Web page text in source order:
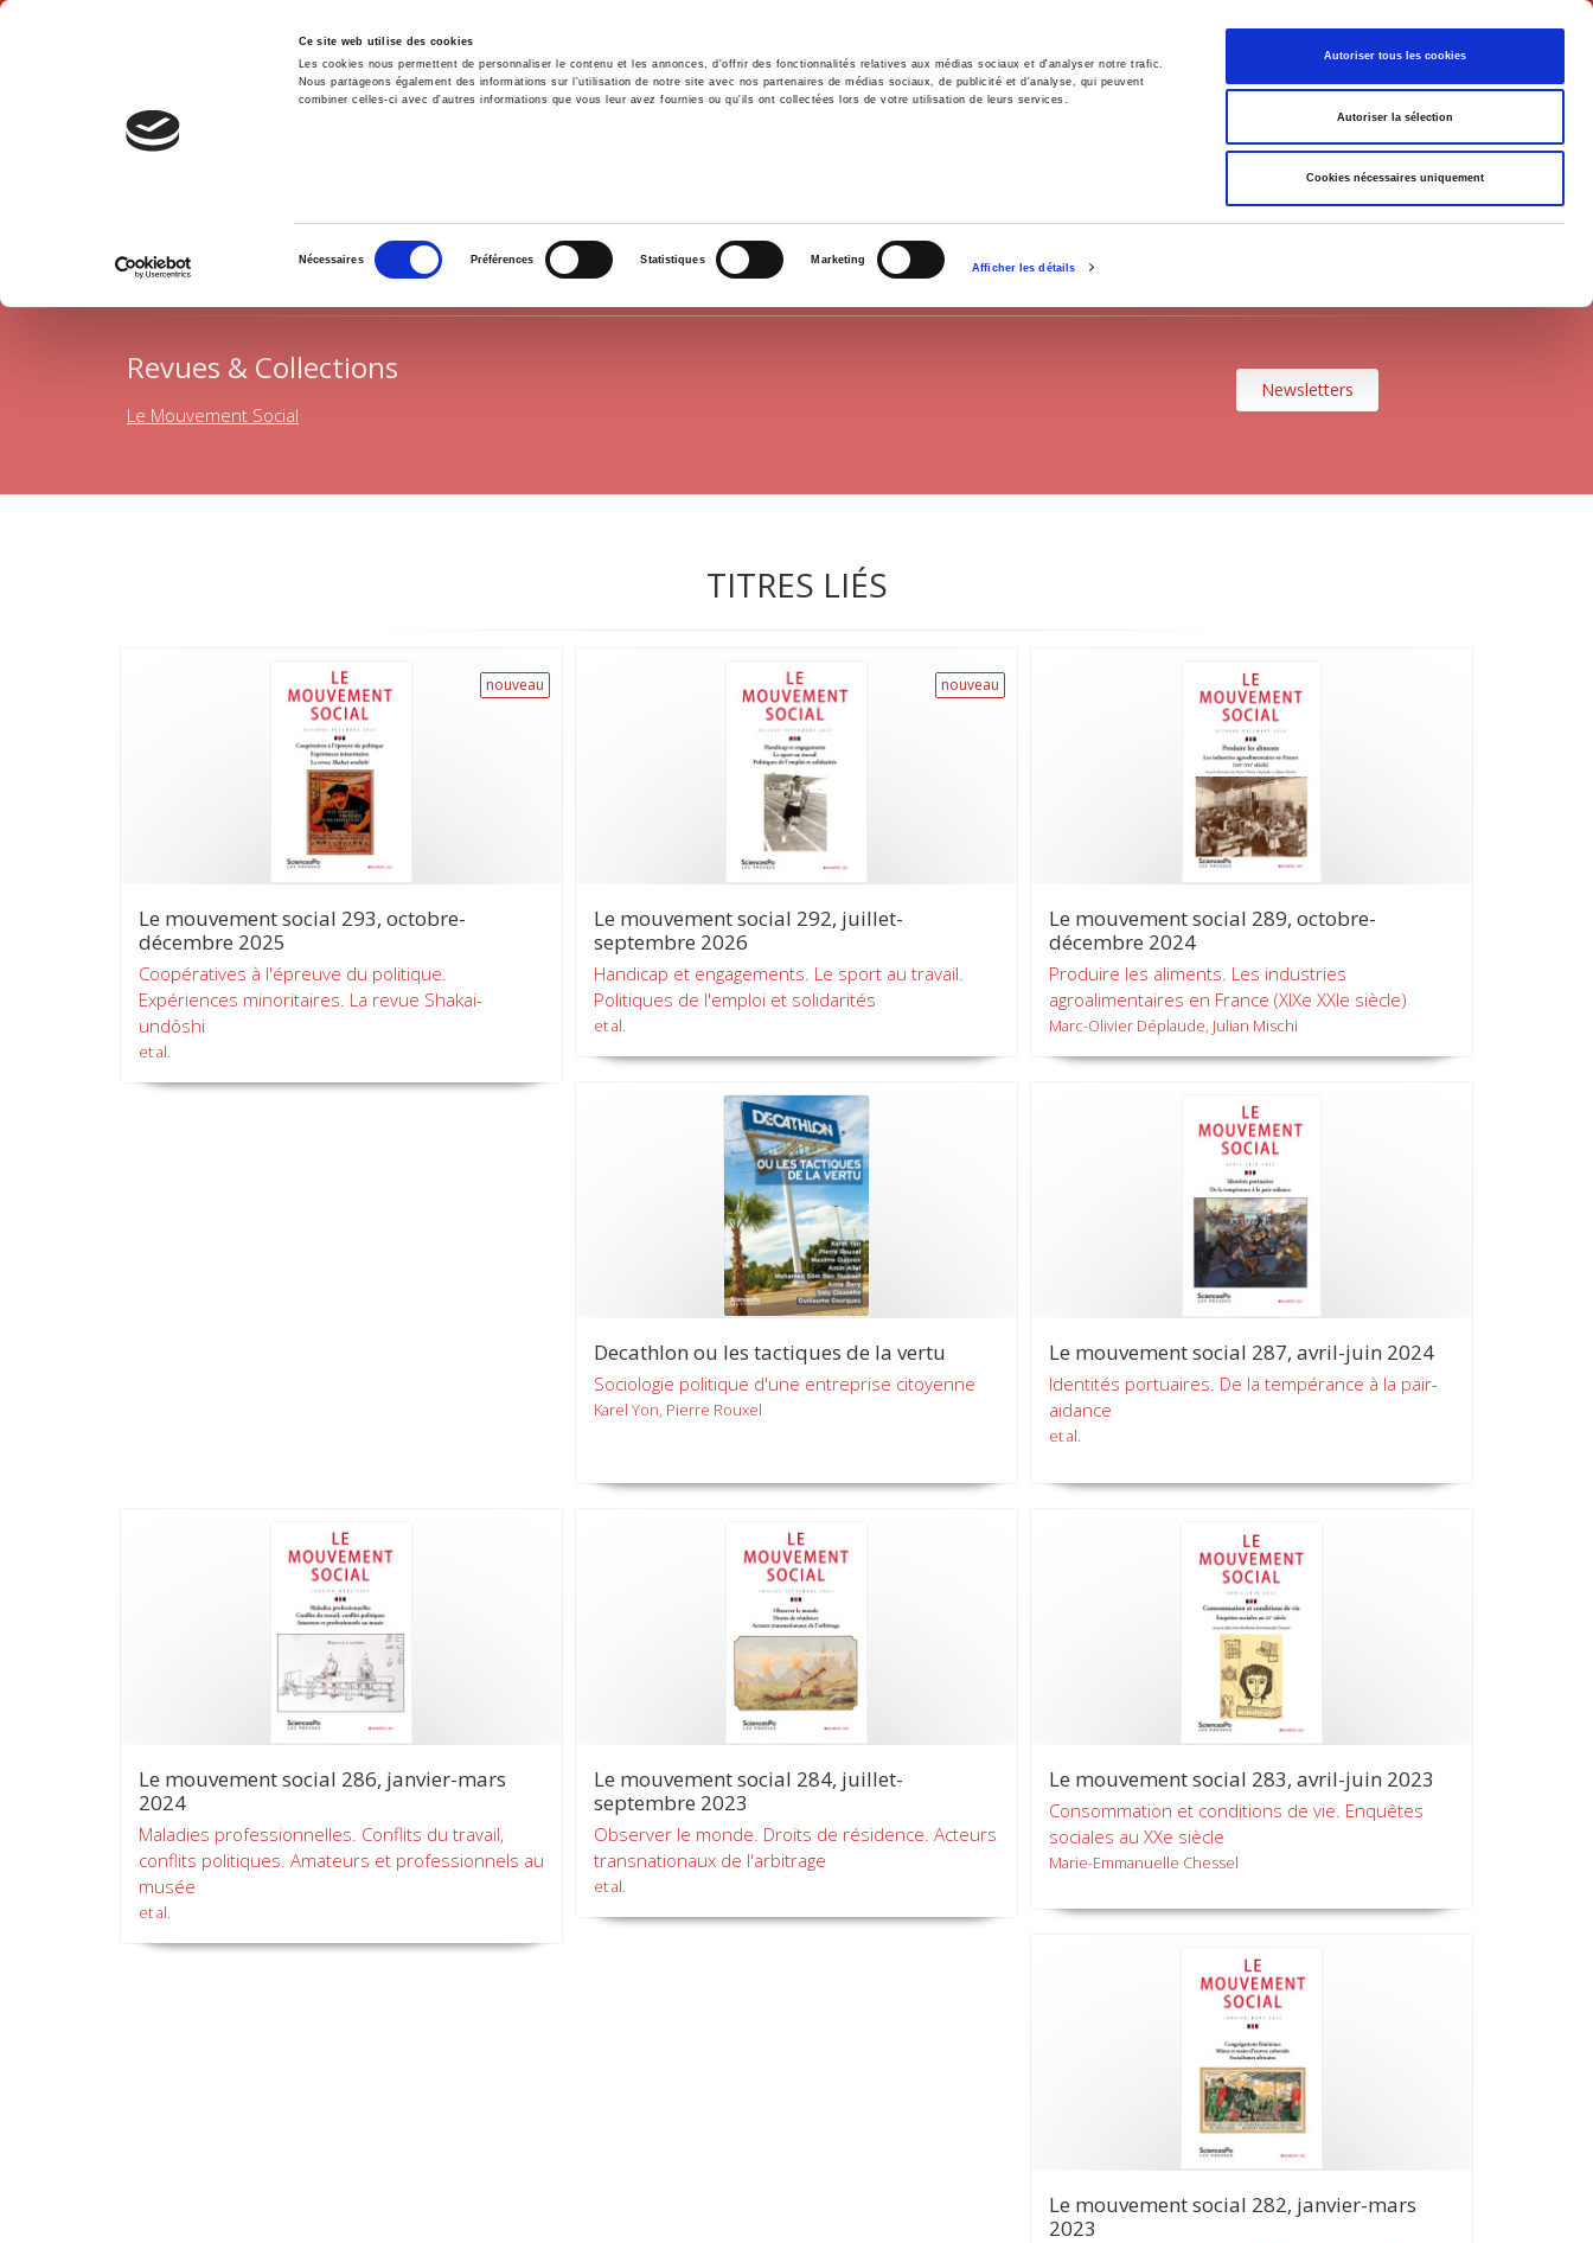
Ce site web utilise des cookies
Les cookies nous permettent de personnaliser le contenu et les annonces, d'offrir des fonctionnalités relatives aux médias sociaux et d'analyser notre trafic.
Nous partageons également des informations sur l'utilisation de notre site avec nos partenaires de médias sociaux, de publicité et d'analyse, qui peuvent
combiner celles-ci avec d'autres informations que vous leur avez fournies ou qu'ils ont collectées lors de votre utilisation de leurs services.
consentement
Nécessaires Préférences Statistiques Marketing
Afficher les détails
Autoriser tous les cookies
Autoriser la sélection
Cookies nécessaires uniquement
Français
Accueil Environnement Histoire International
HISTOIRE ÉCONOMIQUE ET SOCIALE
Revues & Collections
Le Mouvement Social
Newsletters
TITRES LIÉS
nouveau
Le mouvement social 293, octobre-
décembre 2025
Coopératives à l'épreuve du politique.
Expériences minoritaires. La revue Shakai-
undôshi
et al.
nouveau
Le mouvement social 292, juillet-
septembre 2026
Handicap et engagements. Le sport au travail.
Politiques de l'emploi et solidarités
et al.
Le mouvement social 289, octobre-
décembre 2024
Produire les aliments. Les industries
agroalimentaires en France (XIXe XXIe siècle)
Marc-Olivier Déplaude, Julian Mischi
Decathlon ou les tactiques de la vertu
Sociologie politique d'une entreprise citoyenne
Karel Yon, Pierre Rouxel
Le mouvement social 287, avril-juin 2024
Identités portuaires. De la tempérance à la pair-
aidance
et al.
Le mouvement social 286, janvier-mars
2024
Maladies professionnelles. Conflits du travail,
conflits politiques. Amateurs et professionnels au
musée
et al.
Le mouvement social 284, juillet-
septembre 2023
Observer le monde. Droits de résidence. Acteurs
transnationaux de l'arbitrage
et al.
Le mouvement social 283, avril-juin 2023
Consommation et conditions de vie. Enquêtes
sociales au XXe siècle
Marie-Emmanuelle Chessel
Le mouvement social 282, janvier-mars
2023